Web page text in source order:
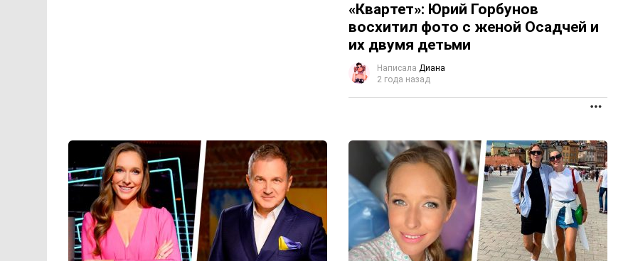
«Квартет»: Юрий Горбунов
восхитил фото с женой Осадчей и
их двумя детьми
Написала Диана
2 года назад